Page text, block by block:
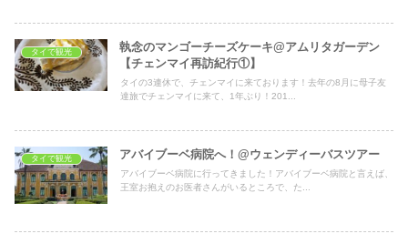
タイで観光
執念のマンゴーチーズケーキ@アムリタガーデン
【チェンマイ再訪紀行①】
タイの3連休で、チェンマイに来ております！去年の8月に母子友
達旅でチェンマイに来て、1年ぶり！201...
タイで観光 アバイブーベ病院へ！@ウェンディーバスツアー
アバイブーベ病院に行ってきました！アバイブーベ病院と言えば、
王室お抱えのお医者さんがいるところで、た...